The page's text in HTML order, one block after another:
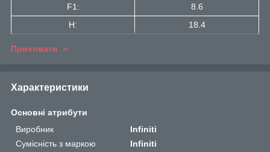
F1:
8.6
H:
18.4
Приховати
Характеристики
Основні атрибути
Виробник
Infiniti
Сумісність з маркою
Infiniti